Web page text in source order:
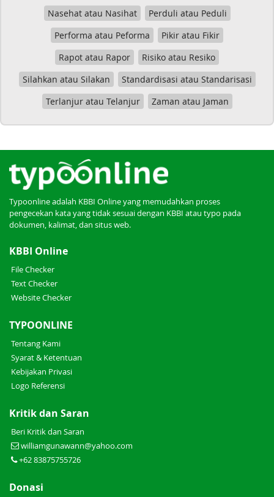
Nasehat atau Nasihat
Perduli atau Peduli
Performa atau Peforma
Pikir atau Fikir
Rapot atau Rapor
Risiko atau Resiko
Silahkan atau Silakan
Standardisasi atau Standarisasi
Terlanjur atau Telanjur
Zaman atau Jaman
Typoonline adalah KBBI Online yang memudahkan proses
pengecekan kata yang tidak sesuai dengan KBBI atau typo pada
dokumen, kalimat, dan situs web.
KBBI Online
File Checker
Text Checker
Website Checker
TYPOONLINE
Tentang Kami
Syarat & Ketentuan
Kebijakan Privasi
Logo Referensi
Kritik dan Saran
Beri Kritik dan Saran
williamgunawann@yahoo.com
+62 83875755726
Donasi